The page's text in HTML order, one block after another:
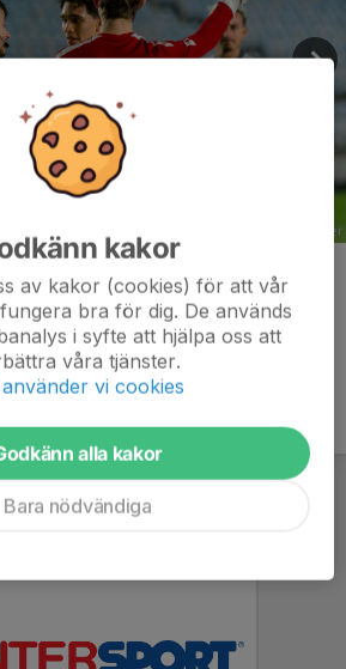
kakor
av kakor (cookies) för att vår
bra för dig. De används
i syfte att hjälpa oss att
våra tjänster.
vi cookies
alla kakor
Bara nödvändiga